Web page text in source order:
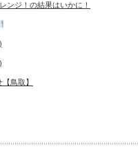
ンジ！の結果はいかに！
鳥取】